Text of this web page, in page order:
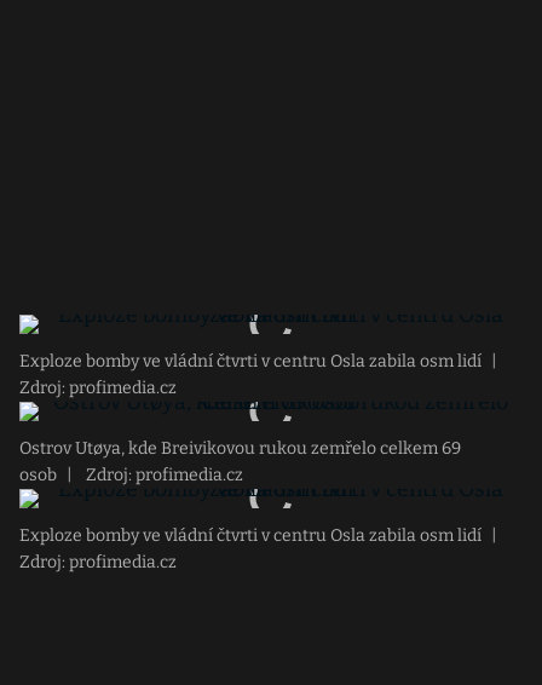
Exploze bomby ve vládní čtvrti v centru Osla zabila osm lidí
Zdroj: profimedia.cz
Ostrov Utøya, kde Breivikovou rukou zemřelo celkem 69
osob
Zdroj: profimedia.cz
Exploze bomby ve vládní čtvrti v centru Osla zabila osm lidí
Zdroj: profimedia.cz